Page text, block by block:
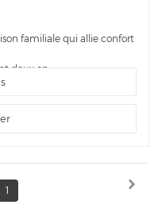
familiale qui allie confort
deux en...
1